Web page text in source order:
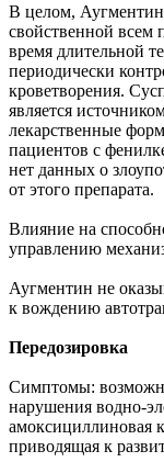
В целом, Аугментин
свойственной всем
время длительной
периодически
кроветворения.
является
лекарственные
пациентов с
нет данных о
от этого препарата.
Влияние на
управлению
Аугментин не
к вождению
Передозировка
Симптомы:
нарушения водно-
амоксициллиновая
приводящая к